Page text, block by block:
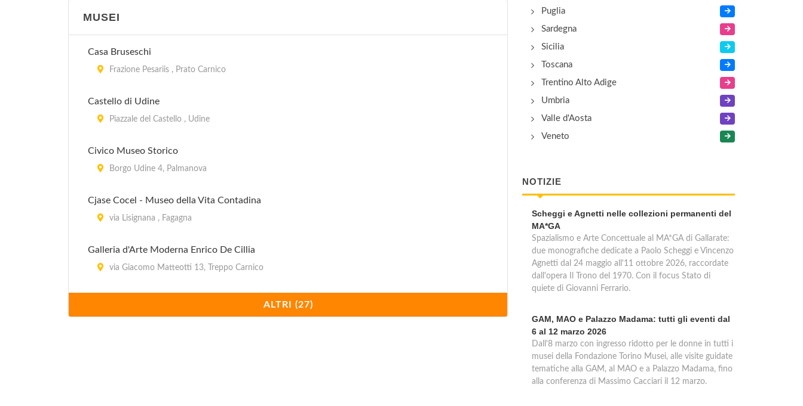
MUSEI
Casa Bruseschi
Frazione Pesariis , Prato Carnico
Castello di Udine
Piazzale del Castello , Udine
Civico Museo Storico
Borgo Udine 4, Palmanova
Cjase Cocel - Museo della Vita Contadina
via Lisignana , Fagagna
Galleria d'Arte Moderna Enrico De Cillia
via Giacomo Matteotti 13, Treppo Carnico
Via Giulio cesare 19, Zuglio
ALTRI (27)
Puglia
Sardegna
Sicilia
Toscana
Trentino Alto Adige
Umbria
Valle d'Aosta
Veneto
NOTIZIE
Scheggi e Agnetti nelle collezioni permanenti del
MA*GA
Spazialismo e Arte Concettuale al MA*GA di Gallarate:
due monografiche dedicate a Paolo Scheggi e Vincenzo
Agnetti dal 24 maggio all'11 ottobre 2026, raccordate
dall'opera Il Trono del 1970. Con il focus Stato di
quiete di Giovanni Ferrario.
GAM, MAO e Palazzo Madama: tutti gli eventi dal
6 al 12 marzo 2026
Dall'8 marzo con ingresso ridotto per le donne in tutti i
musei della Fondazione Torino Musei, alle visite guidate
tematiche alla GAM, al MAO e a Palazzo Madama, fino
alla conferenza di Massimo Cacciari il 12 marzo.